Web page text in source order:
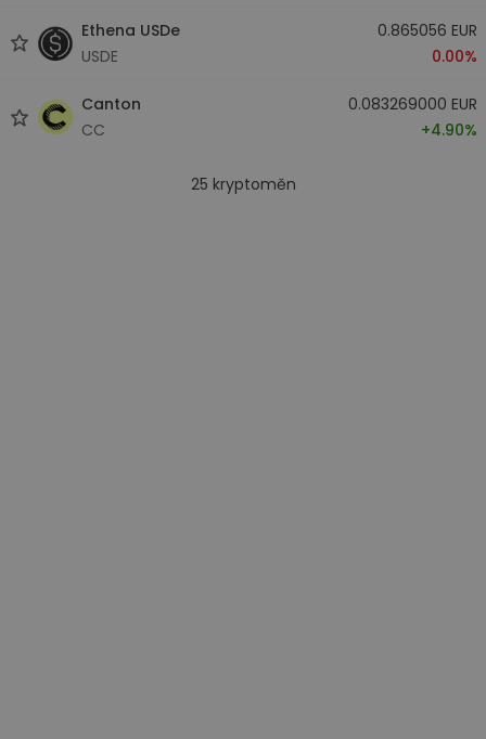
Ethena USDe
USDE
0.865056 EUR
0.00%
Canton
CC
0.083269000 EUR
+4.90%
25 kryptoměn